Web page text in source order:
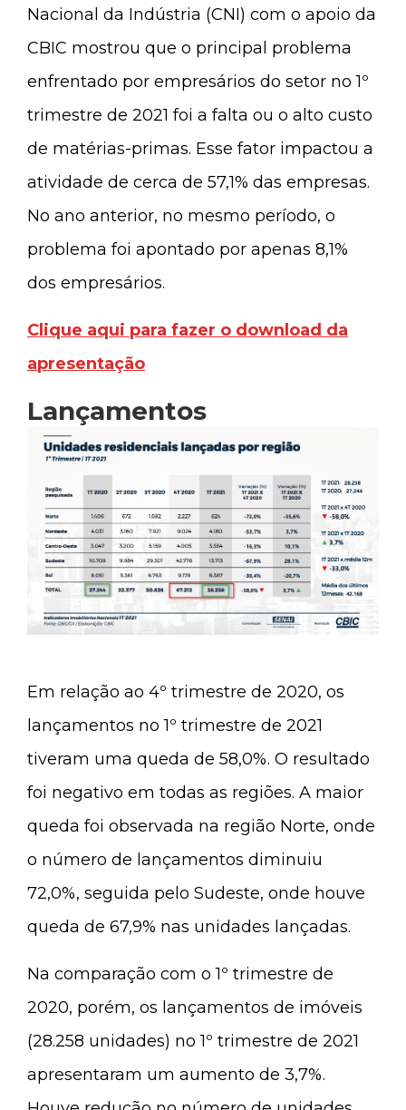
Nacional da Indústria (CNI) com o apoio da
CBIC mostrou que o principal problema
enfrentado por empresários do setor no 1º
trimestre de 2021 foi a falta ou o alto custo
de matérias-primas. Esse fator impactou a
atividade de cerca de 57,1% das empresas.
No ano anterior, no mesmo período, o
problema foi apontado por apenas 8,1%
dos empresários.
Clique aqui para fazer o download da
apresentação
Lançamentos
Em relação ao 4º trimestre de 2020, os
lançamentos no 1º trimestre de 2021
tiveram uma queda de 58,0%. O resultado
foi negativo em todas as regiões. A maior
queda foi observada na região Norte, onde
o número de lançamentos diminuiu
72,0%, seguida pelo Sudeste, onde houve
queda de 67,9% nas unidades lançadas.
Na comparação com o 1º trimestre de
2020, porém, os lançamentos de imóveis
(28.258 unidades) no 1º trimestre de 2021
apresentaram um aumento de 3,7%.